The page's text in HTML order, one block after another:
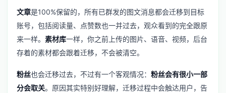
文章是100%保留的，所有已群发的图文消息都会迁移到目标
账号，包括阅读量、点赞数也一并过去，观众看到的完全跟原
来一样。 素材库一样，你之前上传的图片、语音、视频，后台
存着的素材都会跟着迁移，不会被清空。
粉丝也会迁移过去，不过有一个客观情况： 粉丝会有很小一部
分会取关。原因其实特别好理解，迁移过程中会触达用户，告